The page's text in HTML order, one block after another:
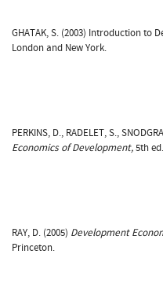
GHATAK, S. (2003) Introduction to
London and New York.
PERKINS, D., RADELET, S.,
Economics of Development,5th
RAY, D. (2005) Development
Princeton.